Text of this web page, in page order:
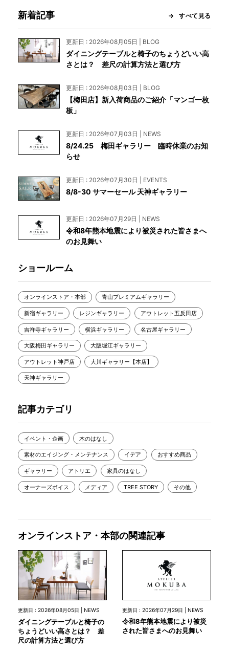
新着記事 すべて見る
更新日 : 2026年08月05日 | BLOG
ダイニングテーブルと椅子のちょうどいい高
さとは？ 差尺の計算方法と選び方
更新日 : 2026年08月03日 | BLOG
【梅田店】新入荷商品のご紹介「マンゴ一枚
板」
更新日 : 2026年07月03日 | NEWS
8/24.25 梅田ギャラリー 臨時休業のお知
らせ
更新日 : 2026年07月30日 | EVENTS
8/8-30 サマーセール 天神ギャラリー
更新日 : 2026年07月29日 | NEWS
令和8年熊本地震により被災された皆さまへ
のお見舞い
ショールーム
オンラインストア・本部 青山プレミアムギャラリー
新宿ギャラリー レジンギャラリー アウトレット五反田店
吉祥寺ギャラリー 横浜ギャラリー 名古屋ギャラリー
大阪梅田ギャラリー 大阪堀江ギャラリー
アウトレット神戸店 大川ギャラリー【本店】
天神ギャラリー
記事カテゴリ
イベント・企画 木のはなし
素材のエイジング・メンテナンス イデア おすすめ商品
ギャラリー アトリエ 家具のはなし
オーナーズボイス メディア TREE STORY その他
オンラインストア・本部の関連記事
更新日 : 2026年08月05日 | NEWS
ダイニングテーブルと椅子の
ちょうどいい高さとは？ 差
尺の計算方法と選び方
更新日 : 2026年07月29日 | NEWS
令和8年熊本地震により被災
された皆さまへのお見舞い